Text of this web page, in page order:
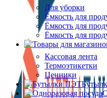
Для уборки
Ёмкость для
Ёмкость для
Ёмкость для
Кассовая лента
Термоэтикетки
Ценники